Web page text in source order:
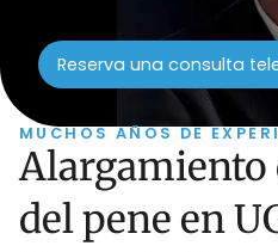
Reserva una consulta
MUCHOS AÑOS DE
del pene en